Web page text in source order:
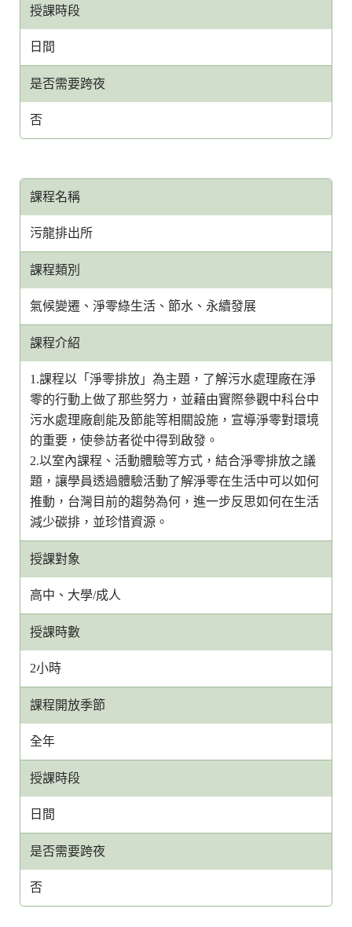
授課時段
日間
是否需要跨夜
否
課程名稱
污龍排出所
課程類別
氣候變遷、淨零綠生活、節水、永續發展
課程介紹
1.課程以「淨零排放」為主題，了解污水處理廠在淨
零的行動上做了那些努力，並藉由實際參觀中科台中
污水處理廠創能及節能等相關設施，宣導淨零對環境
的重要，使參訪者從中得到啟發。
2.以室內課程、活動體驗等方式，結合淨零排放之議
題，讓學員透過體驗活動了解淨零在生活中可以如何
推動，台灣目前的趨勢為何，進一步反思如何在生活
減少碳排，並珍惜資源。
授課對象
高中、大學/成人
授課時數
2小時
課程開放季節
全年
授課時段
日間
是否需要跨夜
否